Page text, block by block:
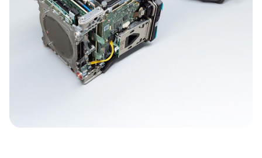
накопителиCODEX Compact Drive